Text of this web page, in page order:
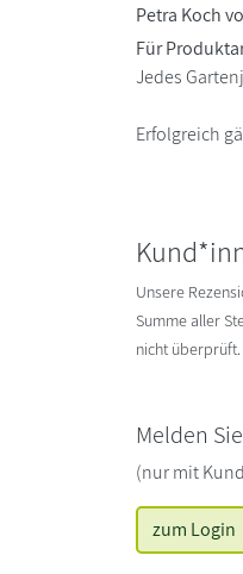
Petra Koch
Für
Jedes
Erfolgreich
Unsere
Summe aller
nicht
Melden
(nur mit
zum Login